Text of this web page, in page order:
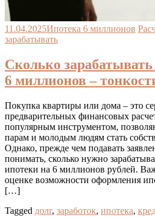
11.04.2025Ипотека 6 миллионов
зарабатывать
Сколько
6 миллионов –
Покупка квартиры или дома – это
предварительных финансовых
популярным инструментом,
парам и молодым людям стать
Однако, прежде чем подавать
понимать, сколько нужно
ипотеки на 6 миллионов рублей.
оценке возможности оформления
[…]
Tagged долг, заработок, ипотека,